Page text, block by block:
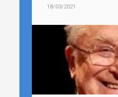
18/03/2021